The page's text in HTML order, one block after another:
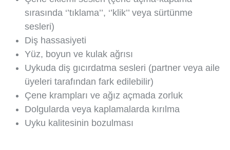
sırasında ‘’tıklama’’, ‘’klik’’ veya sürtünme
sesleri)
Diş hassasiyeti
Yüz, boyun ve kulak ağrısı
Uykuda diş gıcırdatma sesleri (partner veya aile
üyeleri tarafından fark edilebilir)
Çene krampları ve ağız açmada zorluk
Dolgularda veya kaplamalarda kırılma
Uyku kalitesinin bozulması